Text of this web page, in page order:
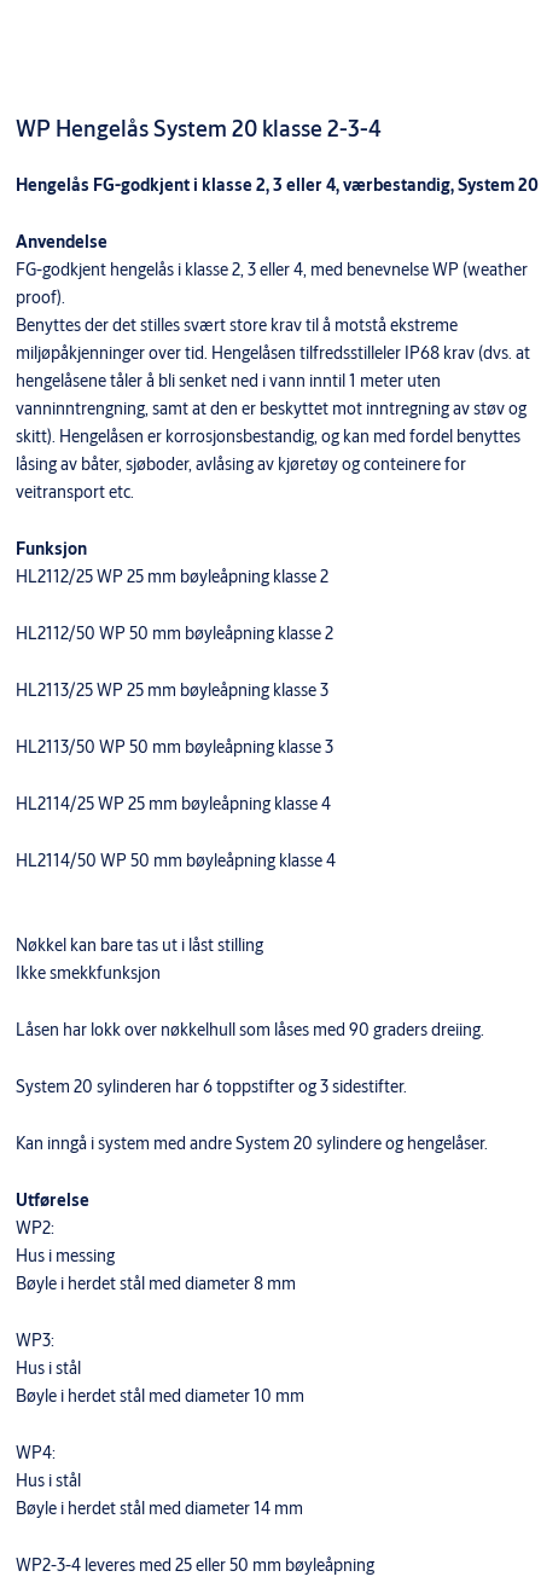
WP Hengelås System 20 klasse 2-3-4
Hengelås FG-godkjent i klasse 2, 3 eller 4, værbestandig, System 20
Anvendelse
FG-godkjent hengelås i klasse 2, 3 eller 4, med benevnelse WP (weather
proof).
Benyttes der det stilles svært store krav til å motstå ekstreme
miljøpåkjenninger over tid. Hengelåsen tilfredsstilleler IP68 krav (dvs. at
hengelåsene tåler å bli senket ned i vann inntil 1 meter uten
vanninntrengning, samt at den er beskyttet mot inntregning av støv og
skitt). Hengelåsen er korrosjonsbestandig, og kan med fordel benyttes
låsing av båter, sjøboder, avlåsing av kjøretøy og conteinere for
veitransport etc.
Funksjon
HL2112/25 WP 25 mm bøyleåpning klasse 2
HL2112/50 WP 50 mm bøyleåpning klasse 2
HL2113/25 WP 25 mm bøyleåpning klasse 3
HL2113/50 WP 50 mm bøyleåpning klasse 3
HL2114/25 WP 25 mm bøyleåpning klasse 4
HL2114/50 WP 50 mm bøyleåpning klasse 4
Nøkkel kan bare tas ut i låst stilling
Ikke smekkfunksjon
Låsen har lokk over nøkkelhull som låses med 90 graders dreiing.
System 20 sylinderen har 6 toppstifter og 3 sidestifter.
Kan inngå i system med andre System 20 sylindere og hengelåser.
Utførelse
WP2:
Hus i messing
Bøyle i herdet stål med diameter 8 mm
WP3:
Hus i stål
Bøyle i herdet stål med diameter 10 mm
WP4:
Hus i stål
Bøyle i herdet stål med diameter 14 mm
WP2-3-4 leveres med 25 eller 50 mm bøyleåpning